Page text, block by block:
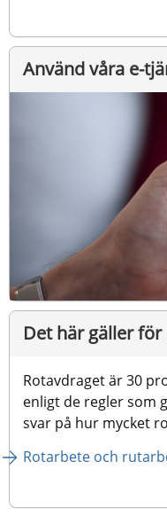
Använd våra e-
Det här gäller
Rotavdraget är 30
enligt de regler som
svar på hur mycket
Rotarbete och